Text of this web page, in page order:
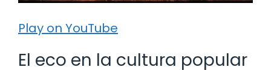
Play on YouTube
El eco en la cultura popular